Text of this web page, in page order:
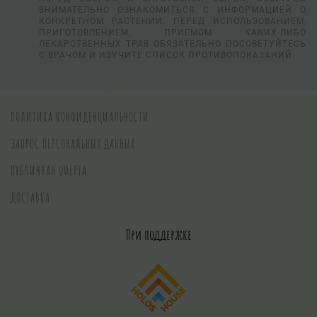
ВНИМАТЕЛЬНО ОЗНАКОМИТЬСЯ С ИНФОРМАЦИЕЙ О
КОНКРЕТНОМ РАСТЕНИИ. ПЕРЕД ИСПОЛЬЗОВАНИЕМ,
ПРИГОТОВЛЕНИЕМ, ПРИЕМОМ КАКИХ-ЛИБО
ЛЕКАРСТВЕННЫХ ТРАВ ОБЯЗАТЕЛЬНО ПОСОВЕТУЙТЕСЬ
С ВРАЧОМ И ИЗУЧИТЕ СПИСОК ПРОТИВОПОКАЗАНИЙ.
ПОЛИТИКА КОНФИДЕНЦИАЛЬНОСТИ
ЗАПРОС ПЕРСОНАЛЬНЫХ ДАННЫХ
ПУБЛИЧНАЯ ОФЕРТА
ДОСТАВКА
При поддержке